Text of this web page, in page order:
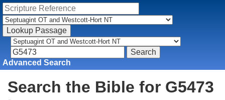
Advanced Search
Search the Bible for G5473